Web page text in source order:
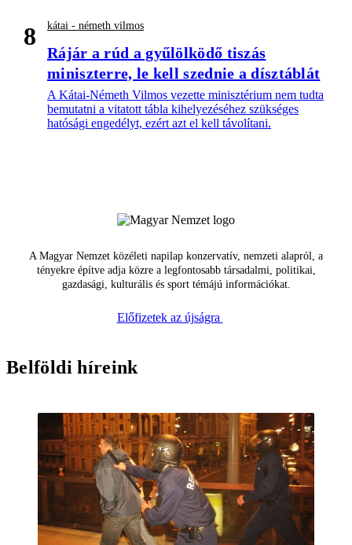
8 kátai - németh vilmos
Rájár a rúd a gyűlölködő tiszás
miniszterre, le kell szednie a dísztáblát
A Kátai-Németh Vilmos vezette minisztérium nem tudta
bemutatni a vitatott tábla kihelyezéséhez szükséges
hatósági engedélyt, ezért azt el kell távolítani.
A Magyar Nemzet közéleti napilap konzervatív, nemzeti alapról, a
tényekre építve adja közre a legfontosabb társadalmi, politikai,
gazdasági, kulturális és sport témájú információkat.
Előfizetek az újságra
Belföldi híreink